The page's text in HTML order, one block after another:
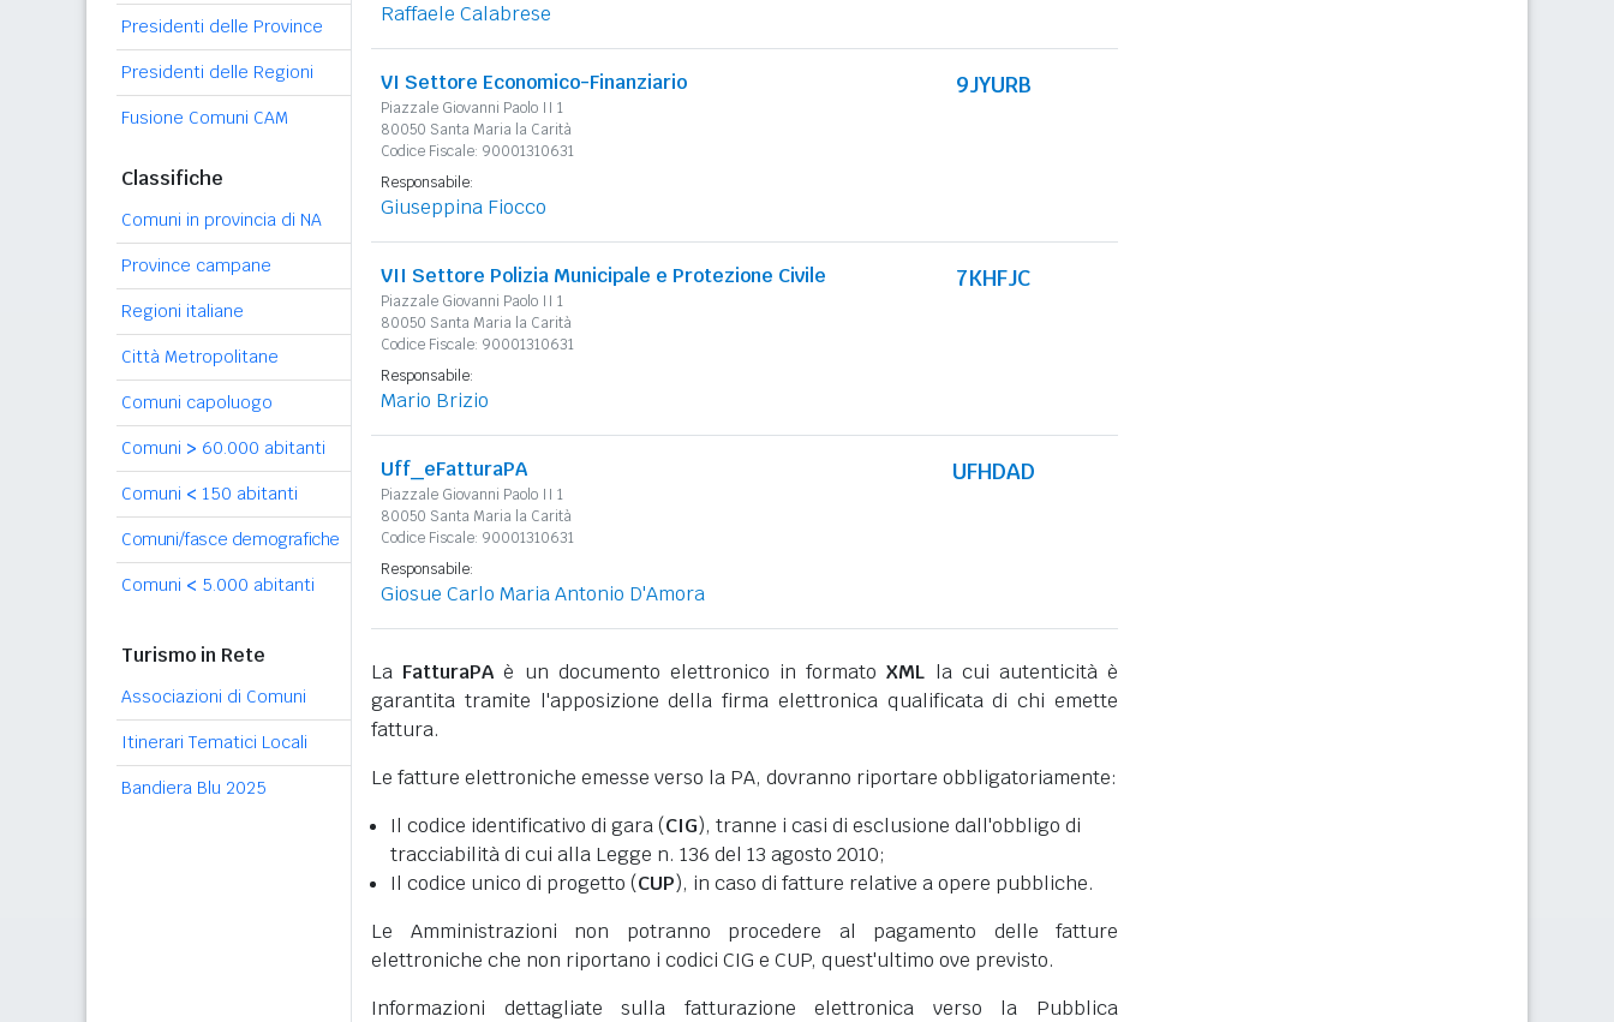
Presidenti delle Province
Presidenti delle Regioni
Fusione Comuni CAM
Classifiche
Comuni in provincia di NA
Province campane
Regioni italiane
Città Metropolitane
Comuni capoluogo
Comuni > 60.000 abitanti
Comuni < 150 abitanti
Comuni/fasce demografiche
Comuni < 5.000 abitanti
Turismo in Rete
Associazioni di Comuni
Itinerari Tematici Locali
Bandiera Blu 2025
Raffaele Calabrese
VI Settore Economico-Finanziario
Piazzale Giovanni Paolo II 1
80050 Santa Maria la Carità
Codice Fiscale: 90001310631
9JYURB
Responsabile:
Giuseppina Fiocco
VII Settore Polizia Municipale e Protezione Civile
Piazzale Giovanni Paolo II 1
80050 Santa Maria la Carità
Codice Fiscale: 90001310631
7KHFJC
Responsabile:
Mario Brizio
Uff_eFatturaPA
Piazzale Giovanni Paolo II 1
80050 Santa Maria la Carità
Codice Fiscale: 90001310631
UFHDAD
Responsabile:
Giosue Carlo Maria Antonio D'Amora
La FatturaPA è un documento elettronico in formatoXML la cui autenticità è
garantita tramite l'apposizione della firma elettronica qualificata di chi emette
fattura.
Le fatture elettroniche emesse verso la PA, dovranno riportare obbligatoriamente:
Il codice identificativo di gara (CIG), tranne i casi di esclusione dall'obbligo di
tracciabilità di cui alla Legge n. 136 del 13 agosto 2010;
Il codice unico di progetto (CUP), in caso di fatture relative a opere pubbliche.
Le Amministrazioni non potranno procedere al pagamento delle fatture
elettroniche che non riportano i codici CIG e CUP, quest'ultimo ove previsto.
Informazioni dettagliate sulla fatturazione elettronica verso la Pubblica